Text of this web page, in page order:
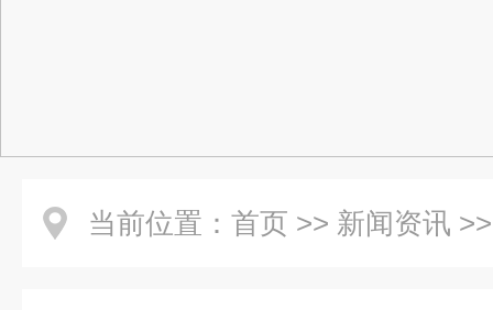
当前位置： 首页 >> 新闻资讯